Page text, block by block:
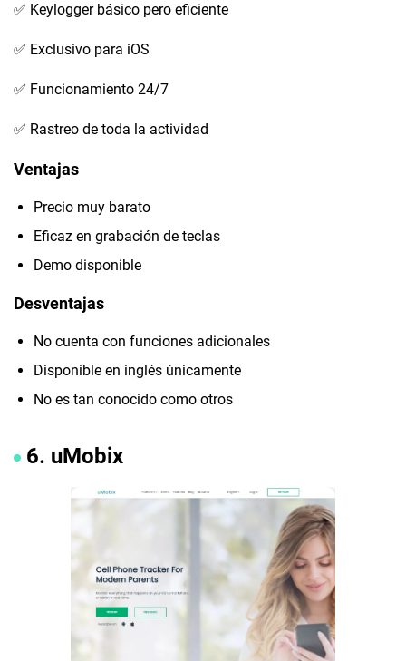
✅ Keylogger básico pero eficiente
✅ Exclusivo para iOS
✅ Funcionamiento 24/7
✅ Rastreo de toda la actividad
Ventajas
Precio muy barato
Eficaz en grabación de teclas
Demo disponible
Desventajas
No cuenta con funciones adicionales
Disponible en inglés únicamente
No es tan conocido como otros
6. uMobix